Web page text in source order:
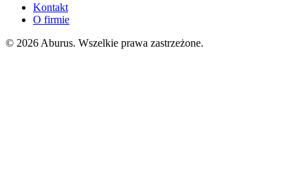
Kontakt
O firmie
© 2026 Aburus. Wszelkie prawa zastrzeżone.